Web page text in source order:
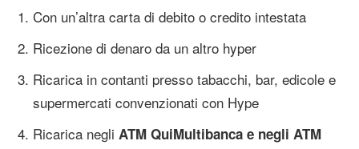
Con un’altra carta di debito o credito intestata
Ricezione di denaro da un altro hyper
Ricarica in contanti presso tabacchi, bar, edicole e
supermercati convenzionati con Hype
Ricarica negli ATM QuiMultibanca e negli ATM